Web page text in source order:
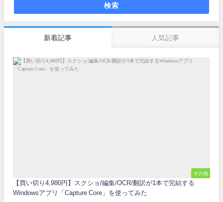
検索
新着記事 人気記事
その他
【買い切り4,980円】スクショ/編集/OCR/翻訳が1本で完結する
Windowsアプリ「Capture Core」を使ってみた